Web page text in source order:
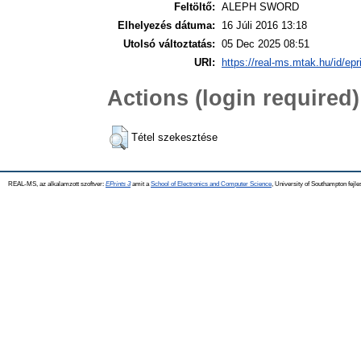
Feltöltő: ALEPH SWORD
Elhelyezés dátuma:
16 Júli 2016 13:18
Utolsó változtatás: 05 Dec 2025 08:51
URI:
https://real-ms.mtak.hu/id/
Actions (login required)
Tétel szekesztése
REAL-MS, az alkalamzott szoftver: EPrints 3amit a School of Electronics and Computer Science , University of Southampton